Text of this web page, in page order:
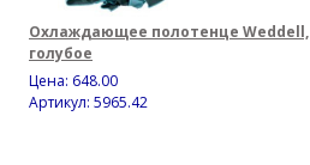
Охлаждающее полотенце Weddell,
голубое
Цена: 648.00
Артикул: 5965.42